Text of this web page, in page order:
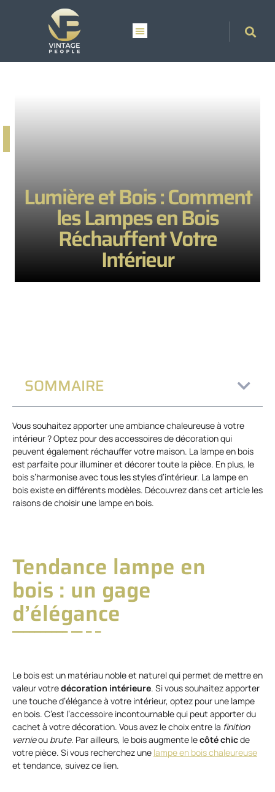
Lumière et Bois : Comment
les Lampes en Bois
Réchauffent Votre
Intérieur
SOMMAIRE
Vous souhaitez apporter une ambiance chaleureuse à votre
intérieur ? Optez pour des accessoires de décoration qui
peuvent également réchauffer votre maison. La lampe en bois
est parfaite pour illuminer et décorer toute la pièce. En plus, le
bois s’harmonise avec tous les styles d’intérieur. La lampe en
bois existe en différents modèles. Découvrez dans cet article les
raisons de choisir une lampe en bois.
Tendance lampe en
bois : un gage
d’élégance
Le bois est un matériau noble et naturel qui permet de mettre en
valeur votredécoration intérieure. Si vous souhaitez apporter
une touche d’élégance à votre intérieur, optez pour une lampe
en bois. C’est l’accessoire incontournable qui peut apporter du
cachet à votre décoration. Vous avez le choix entre la finition
vernieou brute. Par ailleurs, le bois augmente lecôté chicde
votre pièce. Si vous recherchez une lampe en bois chaleureuse
et tendance, suivez ce lien.